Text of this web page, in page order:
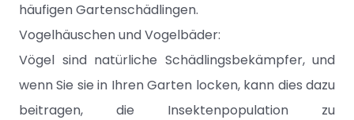
häufigen Gartenschädlingen.
Vogelhäuschen und Vogelbäder:
Vögel sind natürliche Schädlingsbekämpfer, und
wenn Sie sie in Ihren Garten locken, kann dies dazu
beitragen, die Insektenpopulation zu